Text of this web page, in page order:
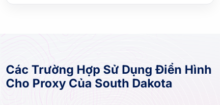
Các Trường Hợp Sử Dụng Điển Hình
Cho Proxy Của South Dakota